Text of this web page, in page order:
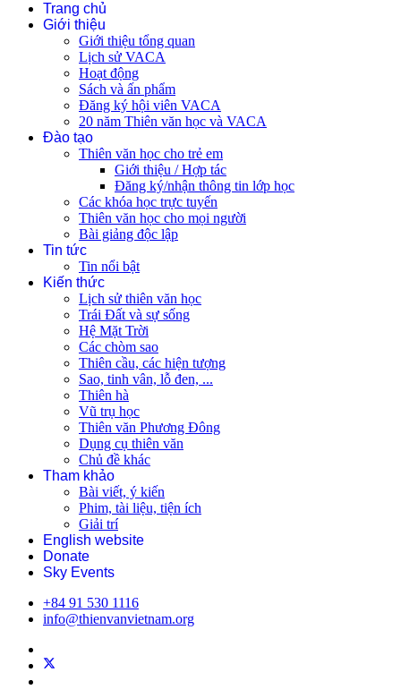
Trang chủ
Giới thiệu
Giới thiệu tổng quan
Lịch sử VACA
Hoạt động
Sách và ấn phẩm
Đăng ký hội viên VACA
20 năm Thiên văn học và VACA
Đào tạo
Thiên văn học cho trẻ em
Giới thiệu / Hợp tác
Đăng ký/nhận thông tin lớp học
Các khóa học trực tuyến
Thiên văn học cho mọi người
Bài giảng độc lập
Tin tức
Tin nổi bật
Kiến thức
Lịch sử thiên văn học
Trái Đất và sự sống
Hệ Mặt Trời
Các chòm sao
Thiên cầu, các hiện tượng
Sao, tinh vân, lỗ đen, ...
Thiên hà
Vũ trụ học
Thiên văn Phương Đông
Dụng cụ thiên văn
Chủ đề khác
Tham khảo
Bài viết, ý kiến
Phim, tài liệu, tiện ích
Giải trí
English website
Donate
Sky Events
+84 91 530 1116
info@thienvanvietnam.org